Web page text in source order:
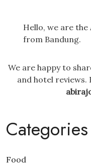
Hello, we are the
from Bandung.
We are happy to
and hotel
Categories
Food